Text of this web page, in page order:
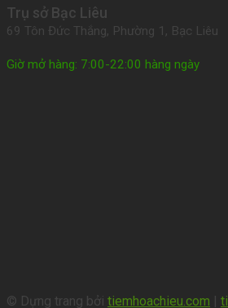
Trụ sở Bạc Liêu
69 Tôn Đức Thắng, Phường 1, Bạc Liêu
Giờ mở hàng: 7:00-22:00 hàng ngày
© Dựng trang bởi tiemhoachieu.com |